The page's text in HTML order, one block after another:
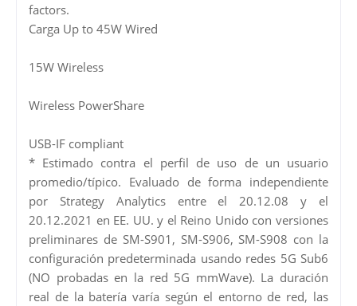
factors.
Carga Up to 45W Wired
15W Wireless
Wireless PowerShare
USB-IF compliant
* Estimado contra el perfil de uso de un usuario
promedio/típico. Evaluado de forma independiente
por Strategy Analytics entre el 20.12.08 y el
20.12.2021 en EE. UU. y el Reino Unido con versiones
preliminares de SM-S901, SM-S906, SM-S908 con la
configuración predeterminada usando redes 5G Sub6
(NO probadas en la red 5G mmWave). La duración
real de la batería varía según el entorno de red, las